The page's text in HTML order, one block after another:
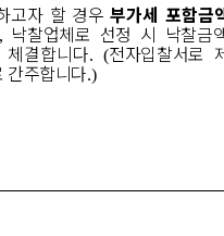
고자 할 경우부가세 포함금
, 낙찰업체로 선정 시 낙찰금
결합니다. (전자입찰서로
간주합니다.)